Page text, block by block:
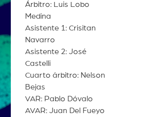
Árbitro: Luis Lobo
Medina
Asistente 1: Crisitan
Navarro
Asistente 2: José
Castelli
Cuarto árbitro: Nelson
Bejas
VAR: Pablo Dóvalo
AVAR: Juan Del Fueyo